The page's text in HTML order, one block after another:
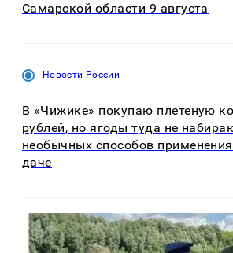
Самарской области 9 августа
Новости России
В «Чижике» покупаю плетеную
рублей, но ягоды туда не
необычных способов
даче